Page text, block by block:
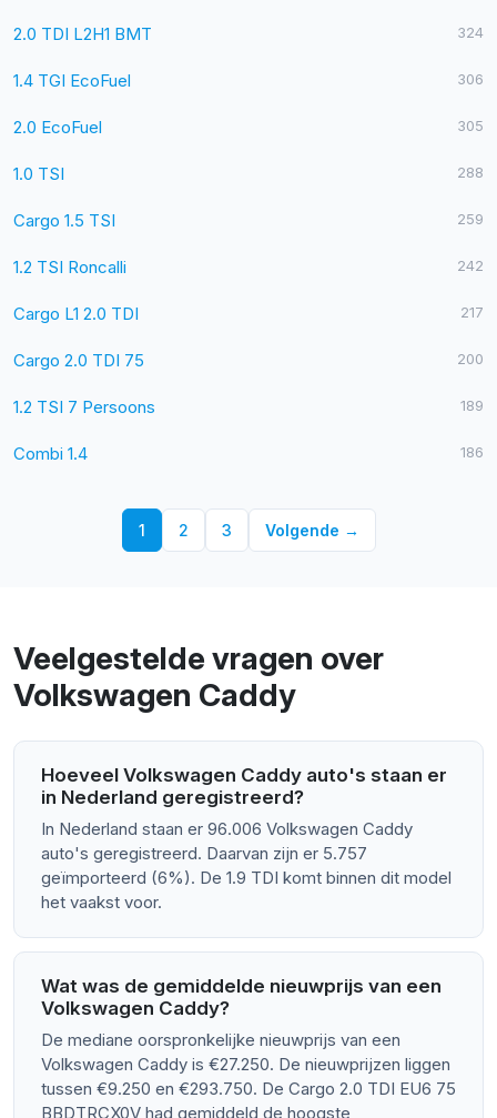
2.0 TDI L2H1 BMT 324
1.4 TGI EcoFuel 306
2.0 EcoFuel 305
1.0 TSI 288
Cargo 1.5 TSI 259
1.2 TSI Roncalli 242
Cargo L1 2.0 TDI 217
Cargo 2.0 TDI 75 200
1.2 TSI 7 Persoons 189
Combi 1.4 186
1 2 3 Volgende →
Veelgestelde vragen over
Volkswagen Caddy
Hoeveel Volkswagen Caddy auto's staan er
in Nederland geregistreerd?
In Nederland staan er 96.006 Volkswagen Caddy
auto's geregistreerd. Daarvan zijn er 5.757
geïmporteerd (6%). De 1.9 TDI komt binnen dit model
het vaakst voor.
Wat was de gemiddelde nieuwprijs van een
Volkswagen Caddy?
De mediane oorspronkelijke nieuwprijs van een
Volkswagen Caddy is €27.250. De nieuwprijzen liggen
tussen €9.250 en €293.750. De Cargo 2.0 TDI EU6 75
BBDTRCX0V had gemiddeld de hoogste